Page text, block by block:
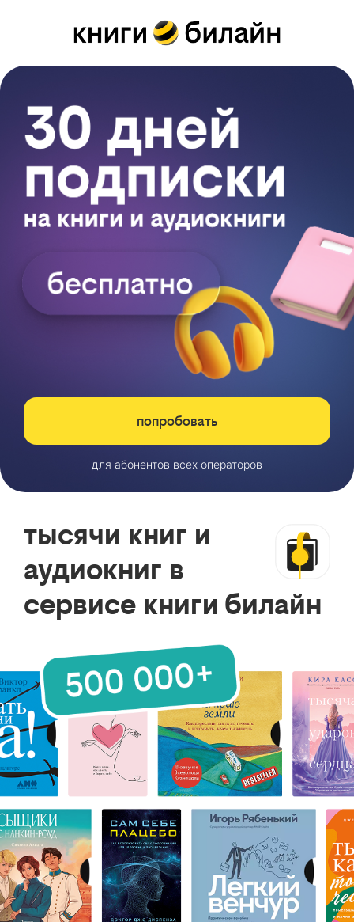
попробовать
для абонентов всех операторов
тысячи книг и
аудиокниг в
сервисе книги билайн